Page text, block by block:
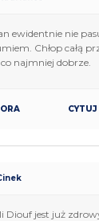
ewidentnie nie
Chłop całą
co najmniej dobrze.
CYTUJ
Diouf jest już